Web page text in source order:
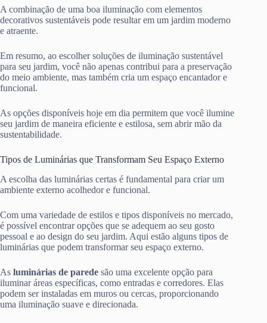
A combinação de uma boa iluminação com elementos
decorativos sustentáveis pode resultar em um jardim moderno
e atraente.
Em resumo, ao escolher soluções de iluminação sustentável
para seu jardim, você não apenas contribui para a preservação
do meio ambiente, mas também cria um espaço encantador e
funcional.
As opções disponíveis hoje em dia permitem que você ilumine
seu jardim de maneira eficiente e estilosa, sem abrir mão da
sustentabilidade.
Tipos de Luminárias que Transformam Seu Espaço Externo
A escolha das luminárias certas é fundamental para criar um
ambiente externo acolhedor e funcional.
Com uma variedade de estilos e tipos disponíveis no mercado,
é possível encontrar opções que se adequem ao seu gosto
pessoal e ao design do seu jardim. Aqui estão alguns tipos de
luminárias que podem transformar seu espaço externo.
As luminárias de parede são uma excelente opção para
iluminar áreas específicas, como entradas e corredores. Elas
podem ser instaladas em muros ou cercas, proporcionando
uma iluminação suave e direcionada.